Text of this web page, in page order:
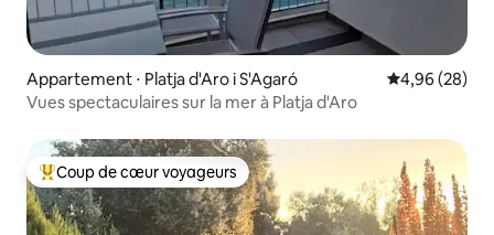
Appartement ⋅ Platja d'Aro i S'Agaró Évaluation
4,96 (28)
Vues spectaculaires sur la mer à Platja d'Aro
Coups de cœur voyageurs les plus appréciés
Coup de cœur voyageurs